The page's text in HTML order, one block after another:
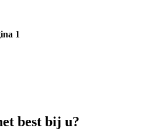
1
best bij u?